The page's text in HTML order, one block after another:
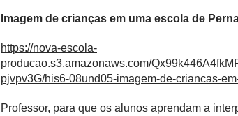
Imagem de crianças em uma escola de
https://nova-escola-
producao.s3.amazonaws.com/
pjvpv3G/his6-08und05-imagem-de-criancas-
Professor, para que os alunos aprendam a